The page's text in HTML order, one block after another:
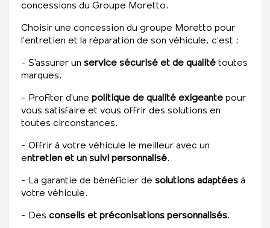
concessions du Groupe Moretto.
Choisir une concession du groupe Moretto pour
l'entretien et la réparation de son véhicule, c’est :
- S'assurer un service sécurisé et de qualité toutes
marques.
- Profiter d'une politique de qualité exigeante pour
vous satisfaire et vous offrir des solutions en
toutes circonstances.
- Offrir à votre véhicule le meilleur avec un
entretien et un suivi personnalisé.
- La garantie de bénéficier de solutions adaptées à
votre véhicule.
- Des conseils et préconisations personnalisés.